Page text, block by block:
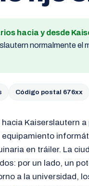
hacia y desde
normalmente el
Código postal 676xx
Kaiserslautern a
en tráiler. La
por un lado, un
a la universidad,